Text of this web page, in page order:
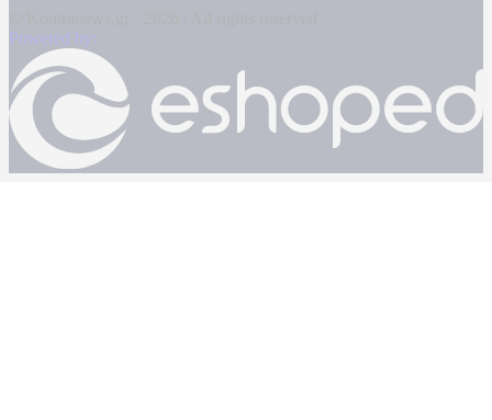
Powered by: